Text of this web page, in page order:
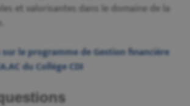
et valorisantes dans le domaine de la
le programme de Gestion financière
du Collège CDI